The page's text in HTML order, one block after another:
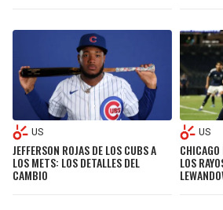
US
JEFFERSON ROJAS DE LOS CUBS A
LOS METS: LOS DETALLES DEL
CAMBIO
US
LOS